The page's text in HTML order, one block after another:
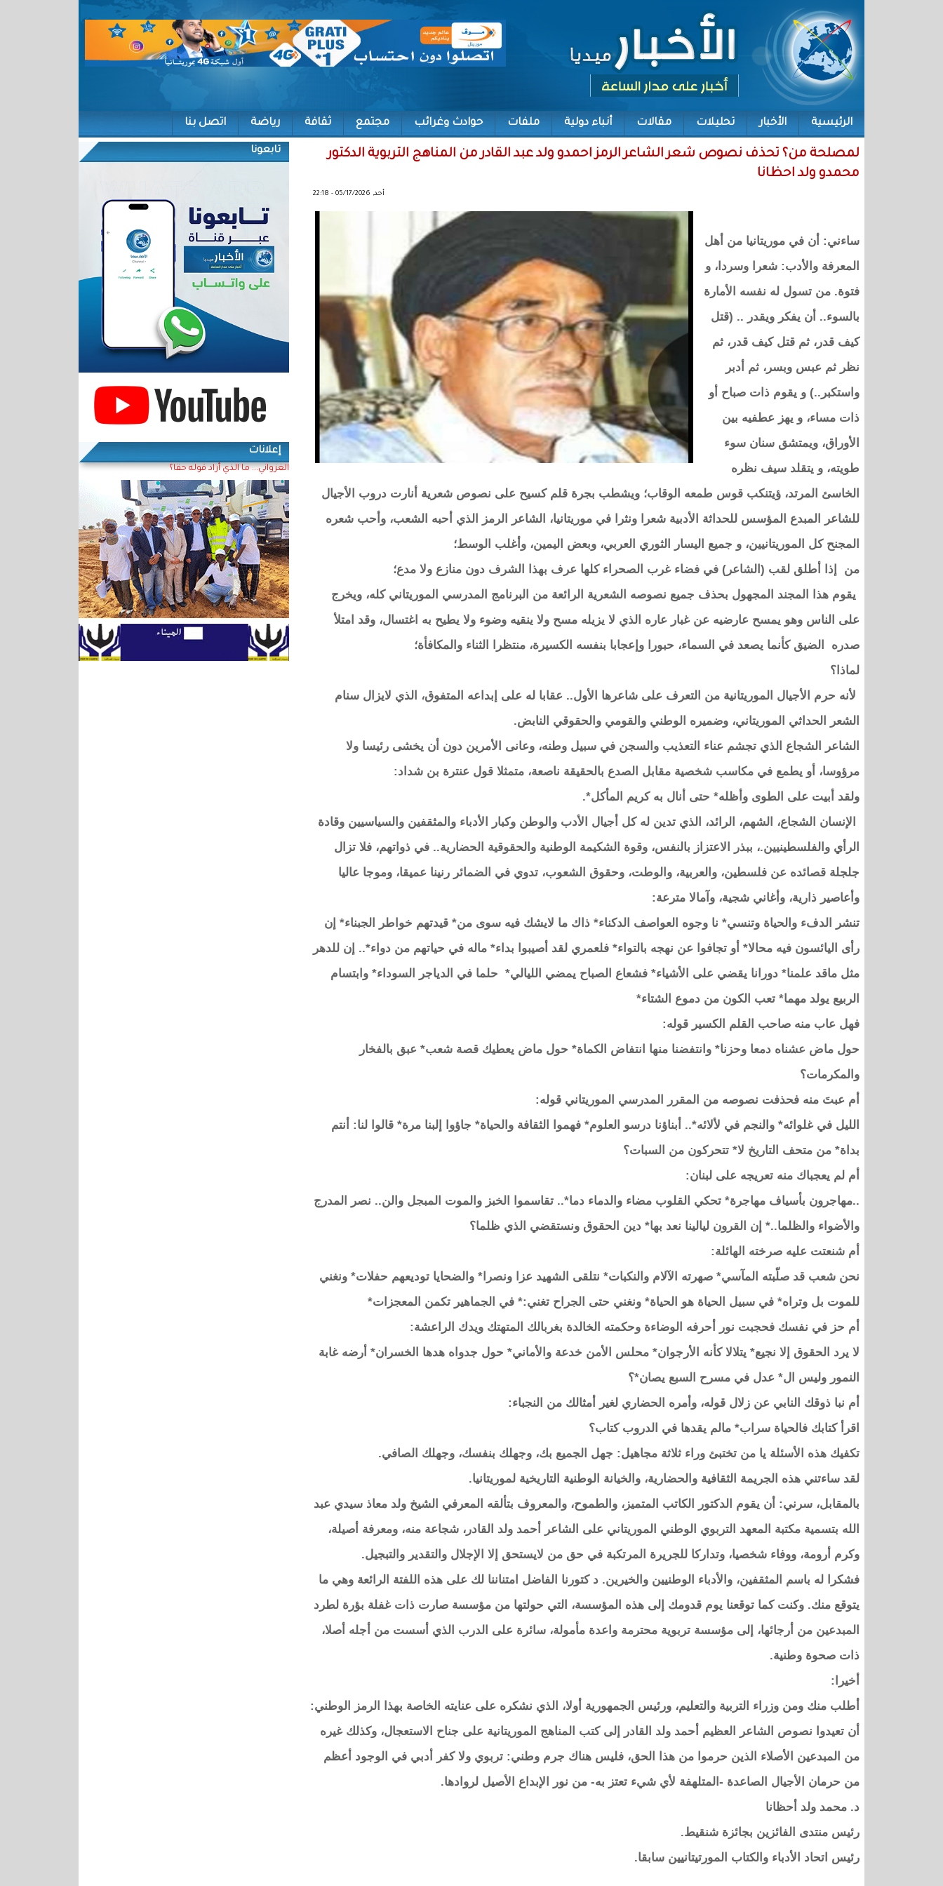
الرئيسية الأخبار تحليلات مقالات أنباء دولية ملفات حوادث وغرائب مجتمع ثقافة رياضة اتصل بنا
لمصلحة من؟ تحذف نصوص شعر الشاعر الرمز احمدو ولد عبد القادر من المناهج التربوية الدكتور
محمدو ولد احظانا
أحد, 05/17/2026 - 22:18
ساءني: أن في موريتانيا من أهل
المعرفة والأدب: شعرا وسردا، و
فتوة. من تسول له نفسه الأمارة
بالسوء.. أن يفكر ويقدر .. (قتل
كيف قدر، ثم قتل كيف قدر، ثم
نظر ثم عبس وبسر، ثم أدبر
واستكبر..) و يقوم ذات صباح أو
ذات مساء، و يهز عطفيه بين
الأوراق، ويمتشق سنان سوء
طويته، و يتقلد سيف نظره
الخاسئ المرتد، ؤيتنكب قوس طمعه الوقاب؛ ويشطب بجرة قلم كسيح على نصوص شعرية أنارت دروب الأجيال
للشاعر المبدع المؤسس للحداثة الأدبية شعرا ونثرا في موريتانيا، الشاعر الرمز الذي أحبه الشعب، وأحب شعره
المجنح كل الموريتانيين، و جميع اليسار الثوري العربي، وبعض اليمين، وأغلب الوسط؛
من إذا أطلق لقب (الشاعر) في فضاء غرب الصحراء كلها عرف بهذا الشرف دون منازع ولا مدع؛
يقوم هذا المجند المجهول بحذف جميع نصوصه الشعرية الرائعة من البرنامج المدرسي الموريتاني كله، ويخرج
على الناس وهو يمسح عارضيه عن غبار عاره الذي لا يزيله مسح ولا ينقيه وضوء ولا يطيح به اغتسال، وقد امتلأ
صدره الضيق كأنما يصعد في السماء، حبورا وإعجابا بنفسه الكسيرة، منتظرا الثناء والمكافأة؛
لماذا؟
لأنه حرم الأجيال الموريتانية من التعرف على شاعرها الأول.. عقابا له على إبداعه المتفوق، الذي لايزال سنام
الشعر الحداثي الموريتاني، وضميره الوطني والقومي والحقوقي النابض.
الشاعر الشجاع الذي تجشم عناء التعذيب والسجن في سبيل وطنه، وعانى الأمرين دون أن يخشى رئيسا ولا
مرؤوسا، أو يطمع في مكاسب شخصية مقابل الصدع بالحقيقة ناصعة، متمثلا قول عنترة بن شداد:
ولقد أبيت على الطوى وأظله* حتى أنال به كريم المأكل*.
الإنسان الشجاع، الشهم، الرائد، الذي تدين له كل أجيال الأدب والوطن وكبار الأدباء والمثقفين والسياسيين وقادة
الرأي والفلسطينيين.، ببذر الاعتزاز بالنفس، وقوة الشكيمة الوطنية والحقوقية الحضارية.. في ذواتهم، فلا تزال
جلجلة قصائده عن فلسطين، والعربية، والوطت، وحقوق الشعوب، تدوي في الضمائر رنينا عميقا، وموجا عاليا
وأعاصير ذارية، وأغاني شجية، وآمالا مترعة:
تنشر الدفء والحياة وتنسي* نا وجوه العواصف الدكناء* ذاك ما لايشك فيه سوى من* قيدتهم خواطر الجبناء* إن
رأى اليائسون فيه محالا* أو تجافوا عن نهجه بالتواء* فلعمري لقد أصيبوا بداء* ماله في حياتهم من دواء*.. إن للدهر
مثل ماقد علمنا* دورانا يقضي على الأشياء* فشعاع الصباح يمضي الليالي* حلما في الدياجر السوداء* وابتسام
الربيع يولد مهما* تعب الكون من دموع الشتاء*
فهل عاب منه صاحب القلم الكسير قوله:
حول ماض عشناه دمعا وحزنا* وانتفضنا منها انتفاض الكماة* حول ماض يعطيك قصة شعب* عبق بالفخار
والمكرمات؟
أم عبتَ منه فحذفت نصوصه من المقرر المدرسي الموريتاني قوله:
الليل في غلوائه* والنجم في لألائه*.. أبناؤنا درسو العلوم* فهموا الثقافة والحياة* جاؤوا إلبنا مرة* قالوا لنا: أنتم
بداة* من متحف التاريخ لا* تتحركون من السبات؟
أم لم يعجباك منه تعريجه على لبنان:
..مهاجرون بأسياف مهاجرة* تحكي القلوب مضاء والدماء دما*.. تقاسموا الخبز والموت المبجل والن.. نصر المدرج
والأضواء والظلما..* إن القرون ليالينا نعد بها* دين الحقوق ونستقضي الذي ظلما؟
أم شنعتت عليه صرخته الهائلة:
نحن شعب قد صلّبته المآسي* صهرته الآلام والنكبات* نتلقى الشهيد عزا ونصرا* والضحايا توديعهم حفلات* ونغني
للموت بل وتراه* في سبيل الحياة هو الحياة* ونغني حتى الجراح تغني:* في الجماهير تكمن المعجزات*
أم حز في نفسك فحجبت نور أحرفه الوضاءة وحكمته الخالدة بغربالك المتهتك ويدك الراعشة:
لا يرد الحقوق إلا نجيع* يتلالا كأنه الأرجوان* محلس الأمن خدعة والأماني* حول جدواه هدها الخسران* أرضه غابة
النمور وليس ال* عدل في مسرح السبع يصان*؟
أم نبا ذوقك النابي عن زلال قوله، وأمره الحضاري لغير أمثالك من النجباء:
اقرأ كتابك فالحياة سراب* مالم يقدها في الدروب كتاب؟
تكفيك هذه الأسئلة يا من تختبئ وراء ثلاثة مجاهيل: جهل الجميع بك، وجهلك بنفسك، وجهلك الصافي.
لقد ساءتني هذه الجريمة الثقافية والحضارية، والخيانة الوطنية التاريخية لموريتانيا.
بالمقابل، سرني: أن يقوم الدكتور الكاتب المتميز، والطموح، والمعروف بتألقه المعرفي الشيخ ولد معاذ سيدي عبد
الله بتسمية مكتبة المعهد التربوي الوطني الموريتاني على الشاعر أحمد ولد القادر، شجاعة منه، ومعرفة أصيلة،
وكرم أرومة، ووفاء شخصيا، وتداركا للجريرة المرتكبة في حق من لايستحق إلا الإجلال والتقدير والتبجيل.
فشكرا له باسم المثقفين، والأدباء الوطنيين والخيرين. د كتورنا الفاضل امتناننا لك على هذه اللفتة الرائعة وهي ما
يتوقع منك. وكنت كما توقعنا يوم قدومك إلى هذه المؤسسة، التي حولتها من مؤسسة صارت ذات غفلة بؤرة لطرد
المبدعين من أرجائها، إلى مؤسسة تربوية محترمة واعدة مأمولة، سائرة على الدرب الذي أسست من أجله أصلا،
ذات صحوة وطنية.
أخيرا:
أطلب منك ومن وزراء التربية والتعليم، ورئيس الجمهورية أولا، الذي نشكره على عنايته الخاصة بهذا الرمز الوطني:
أن تعيدوا نصوص الشاعر العظيم أحمد ولد القادر إلى كتب المناهج الموريتانية على جناح الاستعجال، وكذلك غيره
من المبدعين الأصلاء الذين حرموا من هذا الحق، فليس هناك جرم وطني: تربوي ولا كفر أدبي في الوجود أعظم
من حرمان الأجيال الصاعدة -المتلهفة لأي شيء تعتز به- من نور الإبداع الأصيل لروادها.
د. محمد ولد أحظانا
رئيس منتدى الفائزين بجائزة شنقيط.
رئيس اتحاد الأدباء والكتاب المورتيتانيين سابقا.
تابعونا
إعلانات
الغزواني... ما الذي أراد قوله حقا؟